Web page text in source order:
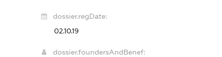
dossier.regDate:
02.10.19
dossier.foundersAndBenef: